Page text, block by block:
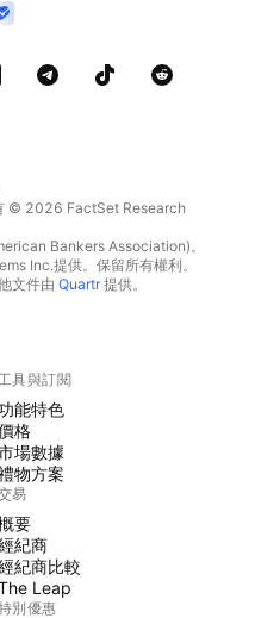
© 2026 FactSet Research
Bankers Association)。
Inc.提供。保留所有權利。
文件由 Quartr提供。
具與訂閱
能特色
格
場數據
物方案
易
要
紀商
紀商比較
Leap
別優惠